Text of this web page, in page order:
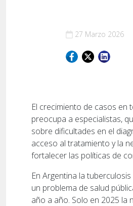
27 Marzo 2026
El crecimiento de casos en
preocupa a especialistas,
sobre dificultades en el
acceso al tratamiento y la
fortalecer las políticas de
En Argentina la
un problema de salud
año a año. Solo en 2025 la